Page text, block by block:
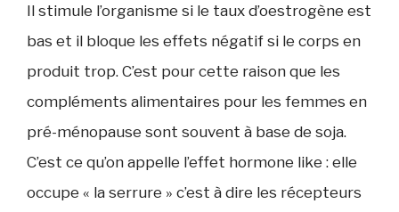
Il stimule l’organisme si le taux d’oestrogène est
bas et il bloque les effets négatif si le corps en
produit trop. C’est pour cette raison que les
compléments alimentaires pour les femmes en
pré-ménopause sont souvent à base de soja.
C’est ce qu’on appelle l’effet hormone like : elle
occupe « la serrure » c’est à dire les récepteurs